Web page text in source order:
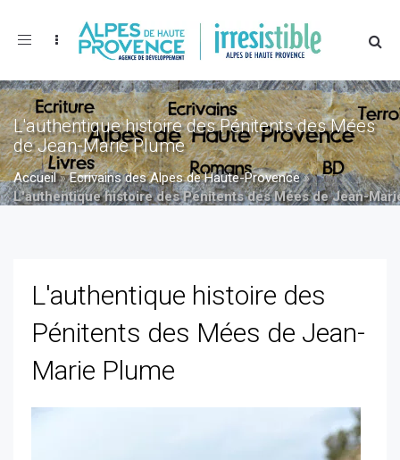
Toggle
L'authentique histoire des Pénitents des Mées
de Jean-Marie Plume
Accueil»Ecrivains des Alpes de Haute-Provence»
L'authentique histoire des Pénitents des Mées de Jean-
L'authentique histoire des
Pénitents des Mées de Jean-
Marie Plume